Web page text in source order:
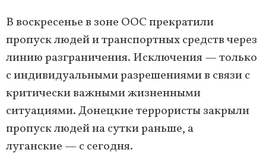
В воскресенье в зоне ООС прекратили
пропуск людей и транспортных средств через
линию разграничения. Исключения — только
с индивидуальными разрешениями в связи с
критически важными жизненными
ситуациями. Донецкие террористы закрыли
пропуск людей на сутки раньше, а
луганские — с сегодня.